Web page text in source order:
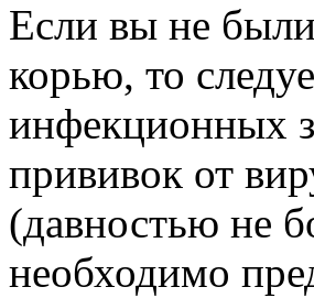
Если вы не
корью, то
инфекционных
прививок от
(давностью не
необходимо